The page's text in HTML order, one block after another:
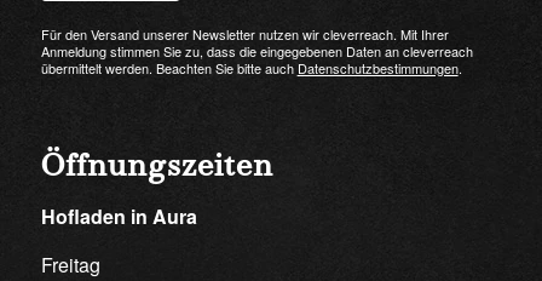
Für den Versand unserer Newsletter nutzen wir cleverreach. Mit Ihrer
Anmeldung stimmen Sie zu, dass die eingegebenen Daten an cleverreach
übermittelt werden. Beachten Sie bitte auch Datenschutzbestimmungen.
Öffnungszeiten
Hofladen in Aura
Freitag